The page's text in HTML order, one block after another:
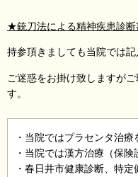
★銃刀法による精神疾患診
持参頂きましても当院では記
ご迷惑をお掛け致しますが
す。
・当院ではプラセンタ治療
・当院では漢方治療（保険
・春日井市健康診断、特